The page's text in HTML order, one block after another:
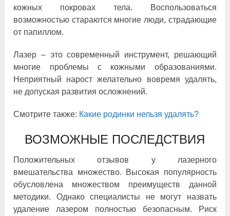
кожных покровах тела. Воспользоваться
возможностью стараются многие люди, страдающие
от папиллом.
Лазер – это современный инструмент, решающий
многие проблемы с кожными образованиями.
Неприятный нарост желательно вовремя удалять,
не допуская развития осложнений.
Смотрите также: Какие родинки нельзя удалять?
ВОЗМОЖНЫЕ ПОСЛЕДСТВИЯ
Положительных отзывов у лазерного
вмешательства множество. Высокая популярность
обусловлена множеством преимуществ данной
методики. Однако специалисты не могут назвать
удаление лазером полностью безопасным. Риск